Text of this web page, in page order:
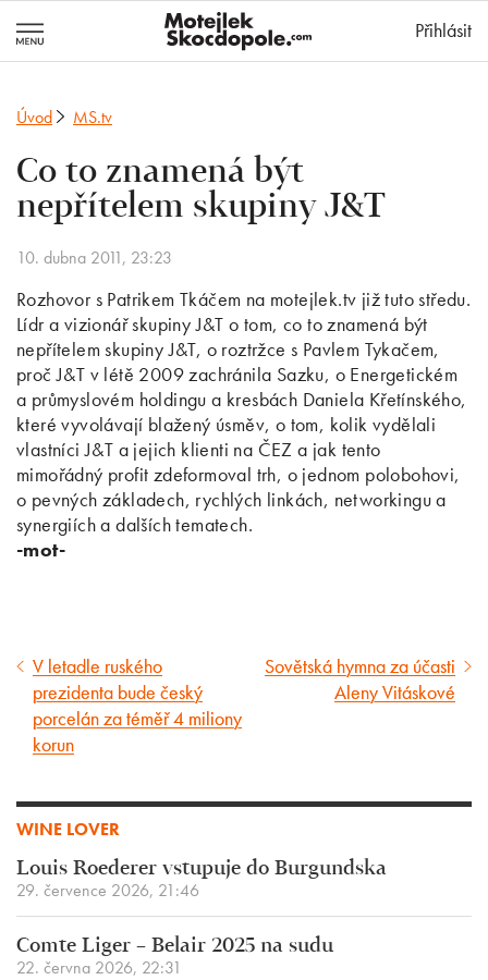
Přihlásit
Úvod MS.tv
Co to znamená být
nepřítelem skupiny J&T
10. dubna 2011, 23:23
Rozhovor s Patrikem Tkáčem na motejlek.tv již tuto středu.
Lídr a vizionář skupiny J&T o tom, co to znamená být
nepřítelem skupiny J&T, o roztržce s Pavlem Tykačem,
proč J&T v létě 2009 zachránila Sazku, o Energetickém
a průmyslovém holdingu a kresbách Daniela Křetínského,
které vyvolávají blažený úsměv, o tom, kolik vydělali
vlastníci J&T a jejich klienti na ČEZ a jak tento
mimořádný profit zdeformoval trh, o jednom polobohovi,
o pevných základech, rychlých linkách, networkingu a
synergiích a dalších tematech.
-mot-
Předcházející
článek
V letadle ruského
prezidenta bude český
porcelán za téměř 4 miliony
korun
Následující
Sovětská hymna za účasti
Aleny Vitáskové
WINE LOVER
Louis Roederer vstupuje do Burgundska
29. července 2026, 21:46
Comte Liger – Belair 2025 na sudu
22. června 2026, 22:31